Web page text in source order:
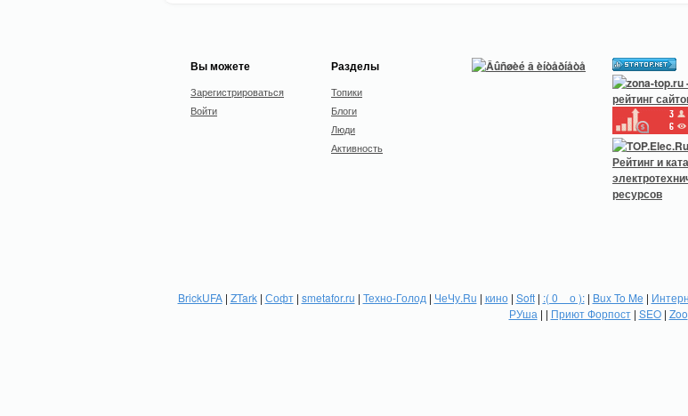
Вы можете
Зарегистрироваться
Войти
Разделы
Топики
Блоги
Люди
Активность
BrickUFA| ZTark| Софт| smetafor.ru | Техно-Голод | ЧеЧу.Ru | кино| Soft| :( 0 _ о ):| Bux To Me |
РУша | | Приют Форпост| SEO| Zoo